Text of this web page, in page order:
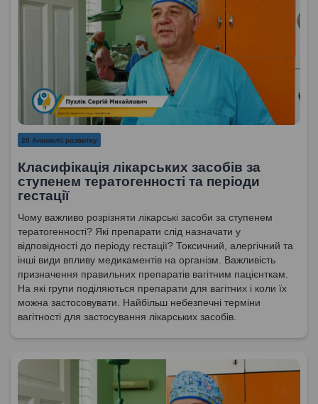
20 Аномалії розвитку
Класифікація лікарських засобів за
ступенем тератогенності та періоди
гестації
Чому важливо розрізняти лікарські засоби за ступенем
тератогенності? Які препарати слід назначати у
відповідності до періоду гестації? Токсичний, алергічний та
інші види впливу медикаментів на організм. Важливість
призначення правильних препаратів вагітним пацієнткам.
На які групи поділяються препарати для вагітних і коли їх
можна застосовувати. Найбільш небезпечні терміни
вагітності для застосування лікарських засобів.